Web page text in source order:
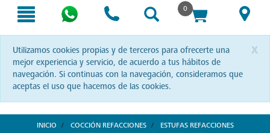
0
x
Utilizamos cookies propias y de terceros para ofrecerte una
mejor experiencia y servicio, de acuerdo a tus hábitos de
navegación. Si continuas con la navegación, consideramos que
aceptas el uso que hacemos de las cookies.
INICIO COCCIÓN REFACCIONES
ESTUFAS REFACCIONES